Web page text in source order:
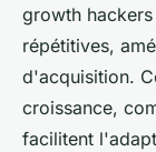
growth
répétitives,
d'acquisition.
croissance,
facilitent